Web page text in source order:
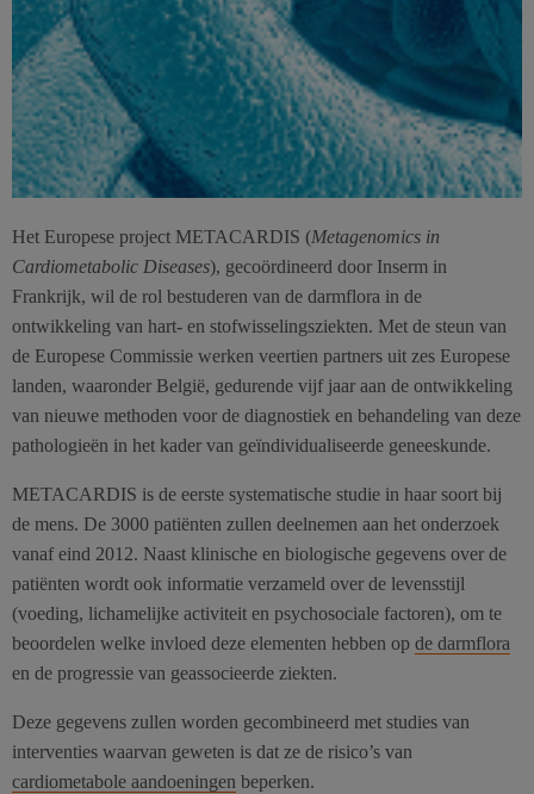
Het Europese project METACARDIS (Metagenomics in
Cardiometabolic Diseases), gecoördineerd door Inserm in
Frankrijk, wil de rol bestuderen van de darmflora in de
ontwikkeling van hart- en stofwisselingsziekten. Met de steun van
de Europese Commissie werken veertien partners uit zes Europese
landen, waaronder België, gedurende vijf jaar aan de ontwikkeling
van nieuwe methoden voor de diagnostiek en behandeling van deze
pathologieën in het kader van geïndividualiseerde geneeskunde.
METACARDIS is de eerste systematische studie in haar soort bij
de mens. De 3000 patiënten zullen deelnemen aan het onderzoek
vanaf eind 2012. Naast klinische en biologische gegevens over de
patiënten wordt ook informatie verzameld over de levensstijl
(voeding, lichamelijke activiteit en psychosociale factoren), om te
beoordelen welke invloed deze elementen hebben op de darmflora
en de progressie van geassocieerde ziekten.
Deze gegevens zullen worden gecombineerd met studies van
interventies waarvan geweten is dat ze de risico’s van
cardiometabole aandoeningen beperken.